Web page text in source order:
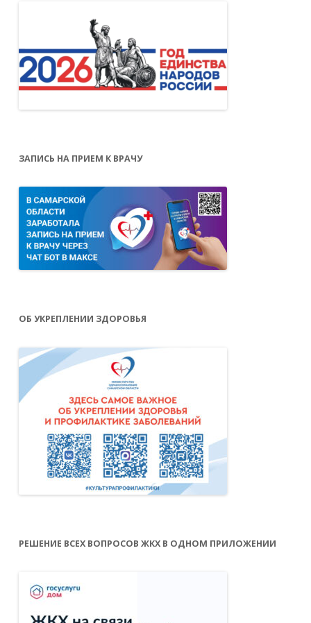
ЗАПИСЬ НА ПРИЕМ К ВРАЧУ
ОБ УКРЕПЛЕНИИ ЗДОРОВЬЯ
РЕШЕНИЕ ВСЕХ ВОПРОСОВ ЖКХ В ОДНОМ ПРИЛОЖЕНИИ